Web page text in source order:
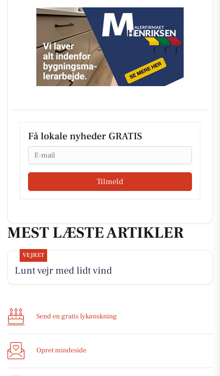
Få lokale nyheder GRATIS
Email
Tilmeld
MEST LÆSTE ARTIKLER
VEJRET
Lunt vejr med lidt vind
Send en gratis lykønskning
Opret mindeside